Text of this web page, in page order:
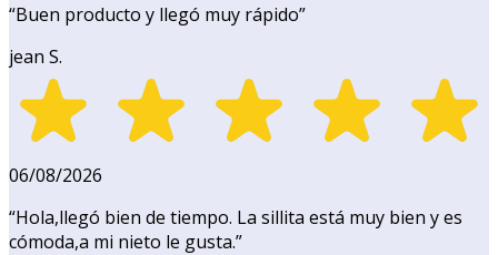
“Buen producto y llegó muy rápido”
jean S.
06/08/2026
“Hola,llegó bien de tiempo. La sillita está muy bien y es
cómoda,a mi nieto le gusta.”